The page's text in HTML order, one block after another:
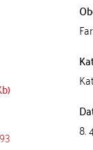
8.